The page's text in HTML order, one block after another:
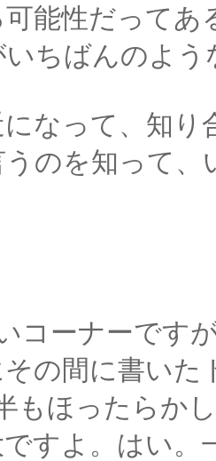
能性だって
いちばんのよ
なって、知り
うのを知って
コーナーです
の間に書い
もほったらか
すよ。はい。